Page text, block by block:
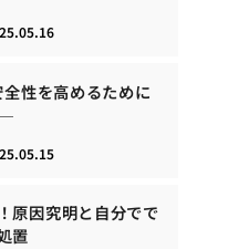
性を高めるために
原因究明と自分でで
置